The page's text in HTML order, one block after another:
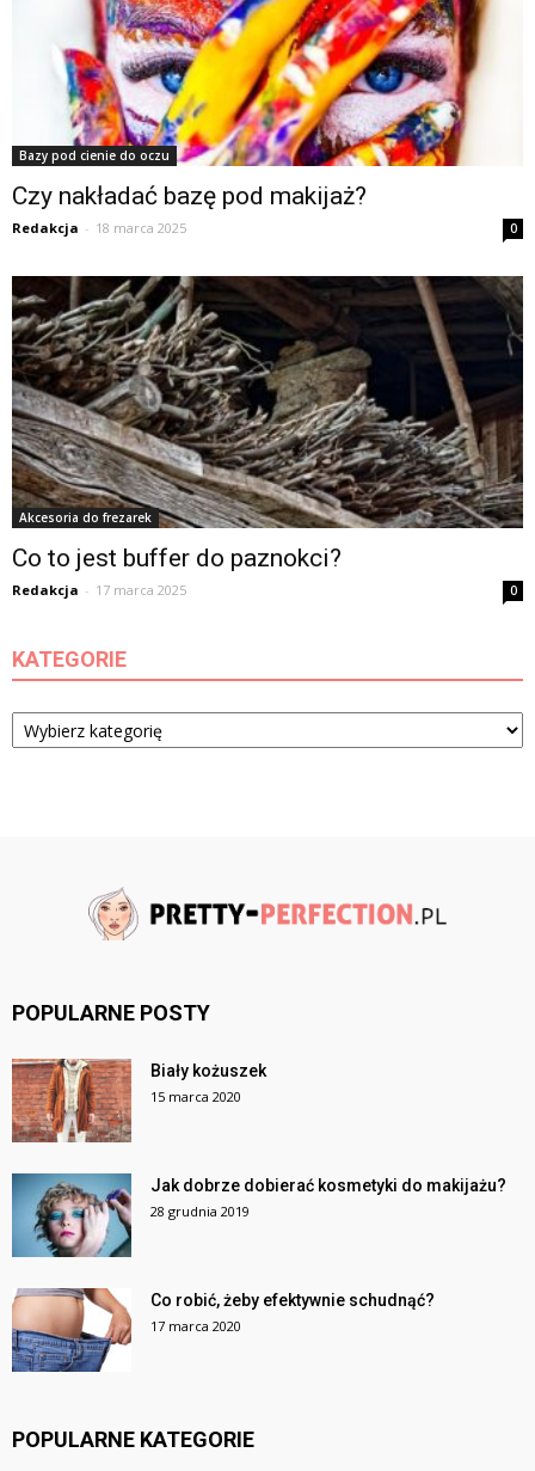
Bazy pod cienie do oczu
Czy nakładać bazę pod makijaż?
Redakcja - 18 marca 2025 0
Akcesoria do frezarek
Co to jest buffer do paznokci?
Redakcja - 17 marca 2025 0
KATEGORIE
Kategorie
POPULARNE POSTY
Biały kożuszek
15 marca 2020
Jak dobrze dobierać kosmetyki do makijażu?
28 grudnia 2019
Co robić, żeby efektywnie schudnąć?
17 marca 2020
POPULARNE KATEGORIE